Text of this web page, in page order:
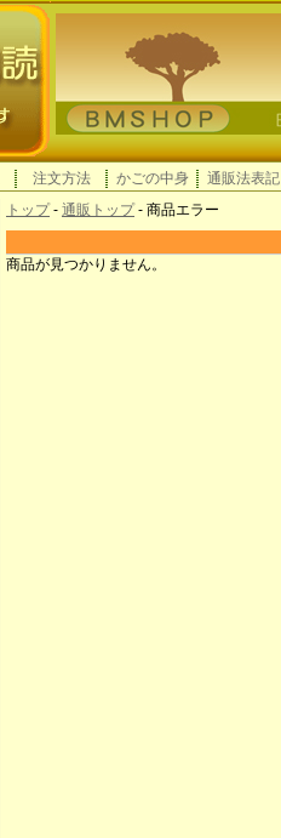
注文方法 かごの中身 通販法表記
トップ- 通販トップ- 商品エラー
商品が見つかりません。